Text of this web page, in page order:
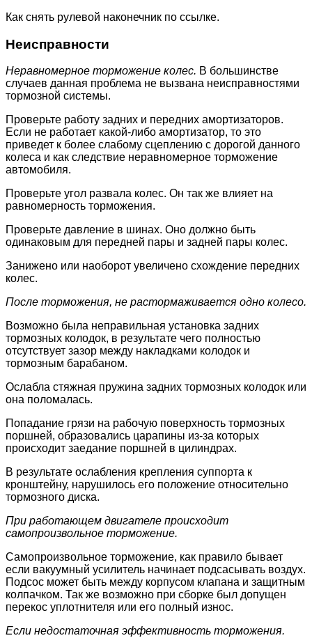
Как снять рулевой наконечник по ссылке.
Неисправности
Неравномерное торможение колес. В большинстве
случаев данная проблема не вызвана неисправностями
тормозной системы.
Проверьте работу задних и передних амортизаторов.
Если не работает какой-либо амортизатор, то это
приведет к более слабому сцеплению с дорогой данного
колеса и как следствие неравномерное торможение
автомобиля.
Проверьте угол развала колес. Он так же влияет на
равномерность торможения.
Проверьте давление в шинах. Оно должно быть
одинаковым для передней пары и задней пары колес.
Занижено или наоборот увеличено схождение передних
колес.
После торможения, не растормаживается одно колесо.
Возможно была неправильная установка задних
тормозных колодок, в результате чего полностью
отсутствует зазор между накладками колодок и
тормозным барабаном.
Ослабла стяжная пружина задних тормозных колодок или
она поломалась.
Попадание грязи на рабочую поверхность тормозных
поршней, образовались царапины из-за которых
происходит заедание поршней в цилиндрах.
В результате ослабления крепления суппорта к
кронштейну, нарушилось его положение относительно
тормозного диска.
При работающем двигателе происходит
самопроизвольное торможение.
Самопроизвольное торможение, как правило бывает
если вакуумный усилитель начинает подсасывать воздух.
Подсос может быть между корпусом клапана и защитным
колпачком. Так же возможно при сборке был допущен
перекос уплотнителя или его полный износ.
Если недостаточная эффективность торможения.